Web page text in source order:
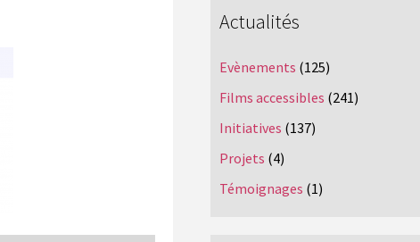
Actualités
Evènements (125)
Films accessibles (241)
Initiatives (137)
Projets (4)
Témoignages (1)